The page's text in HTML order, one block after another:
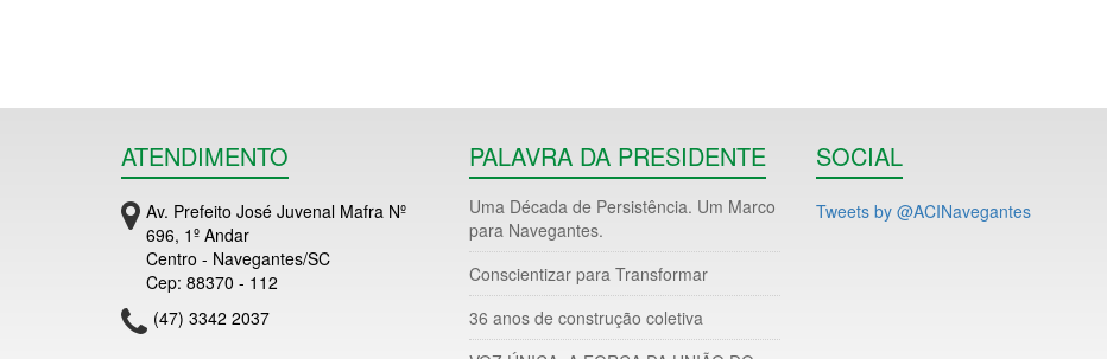
ATENDIMENTO
Av. Prefeito José Juvenal Mafra Nº
696, 1º Andar
Centro - Navegantes/SC
Cep: 88370 - 112
(47) 3342 2037
PALAVRA DA PRESIDENTE
Uma Década de Persistência. Um Marco
para Navegantes.
Conscientizar para Transformar
36 anos de construção coletiva
SOCIAL
Tweets by @ACINavegantes